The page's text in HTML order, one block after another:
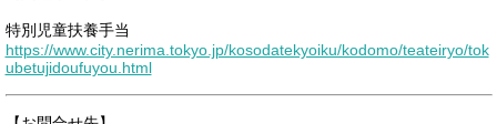
特別児童扶養手当
https://www.city.nerima.tokyo.jp/kosodatekyoiku/kodomo/teateiryo/tok
ubetujidoufuyou.html